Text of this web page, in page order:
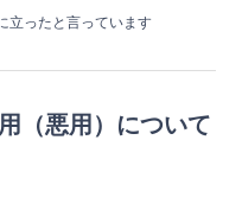
立ったと言っています
（悪用）について